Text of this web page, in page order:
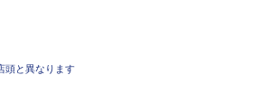
頭と異なります